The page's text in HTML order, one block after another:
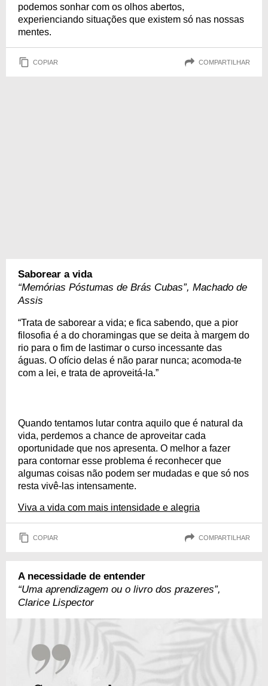
podemos sonhar com os olhos abertos,
experienciando situações que existem só nas nossas
mentes.
COPIAR COMPARTILHAR
Saborear a vida
“Memórias Póstumas de Brás Cubas”, Machado de
Assis
“Trata de saborear a vida; e fica sabendo, que a pior
filosofia é a do choramingas que se deita à margem do
rio para o fim de lastimar o curso incessante das
águas. O ofício delas é não parar nunca; acomoda-te
com a lei, e trata de aproveitá-la.”
Quando tentamos lutar contra aquilo que é natural da
vida, perdemos a chance de aproveitar cada
oportunidade que nos apresenta. O melhor a fazer
para contornar esse problema é reconhecer que
algumas coisas não podem ser mudadas e que só nos
resta vivê-las intensamente.
Viva a vida com mais intensidade e alegria
COPIAR COMPARTILHAR
A necessidade de entender
“Uma aprendizagem ou o livro dos prazeres”,
Clarice Lispector